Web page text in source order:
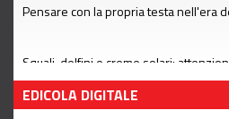
Pensare con la propria testa nell'era
Squali, delfini e creme solari:
EDICOLA DIGITALE